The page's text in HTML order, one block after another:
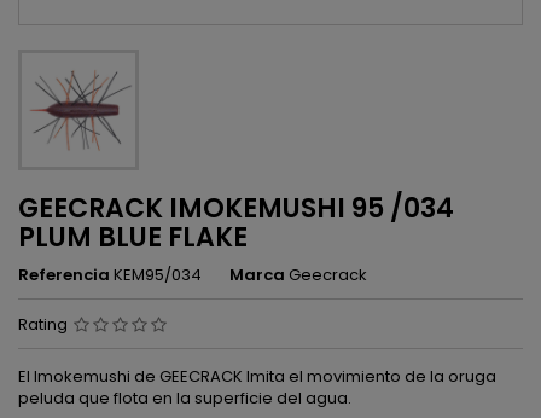
GEECRACK IMOKEMUSHI 95 /034
PLUM BLUE FLAKE
Referencia KEM95/034 Marca Geecrack
Rating
El Imokemushi de GEECRACK Imita el movimiento de la oruga
peluda que flota en la superficie del agua.